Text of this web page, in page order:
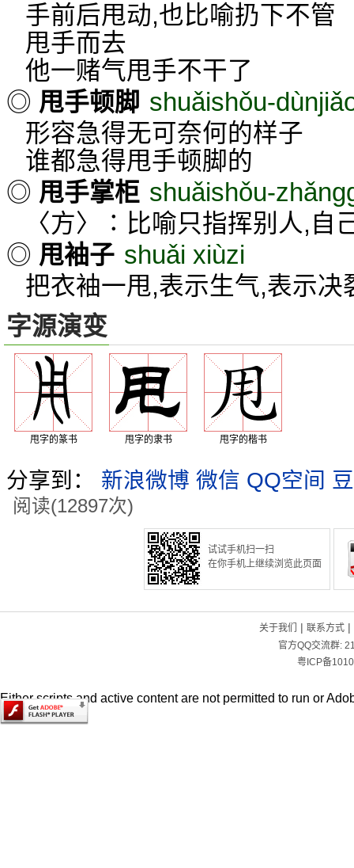
手前后甩动,也比喻扔下不管
甩手而去
他一赌气甩手不干了
◎ 甩手顿脚 shuǎishǒu-
形容急得无可奈何的样子
谁都急得甩手顿脚的
◎ 甩手掌柜 shuǎishǒu-
〈方〉∶比喻只指挥别人,自
◎ 甩袖子 shuǎi xiùzi
把衣袖一甩,表示生气,表示决
字源演变
甩字的篆书 甩字的隶书 甩字的楷书
分享到： 新浪微博 微信 QQ空间
阅读(12897次)
试试手机扫一扫
在你手机上继续浏览此页面
关于我们 | 联系方式|
官方QQ交流群:
粤ICP备
Either scripts and active content are not permitted to run or